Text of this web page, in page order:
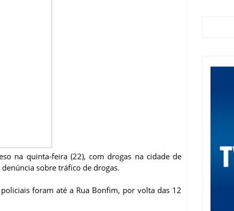
na quinta-feira (22), com drogas na cidade de
sobre tráfico de drogas.
foram até a Rua Bonfim, por volta das 12